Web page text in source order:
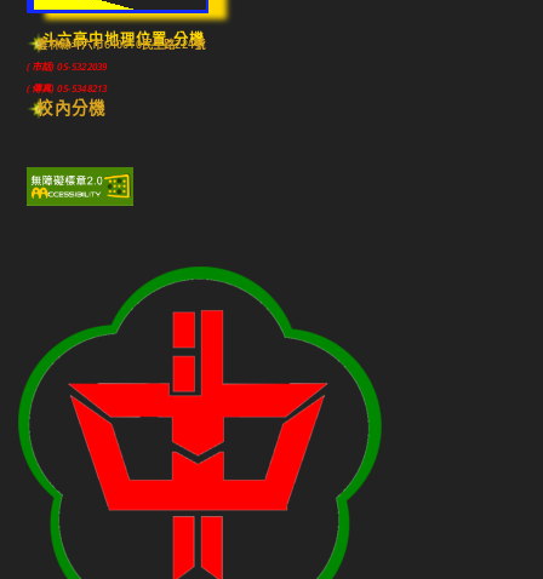
斗六高中地理位置-分機
雲林縣斗六市640010民生路224號
(市話) 05-5322039
(傳真) 05-5348213
校內分機